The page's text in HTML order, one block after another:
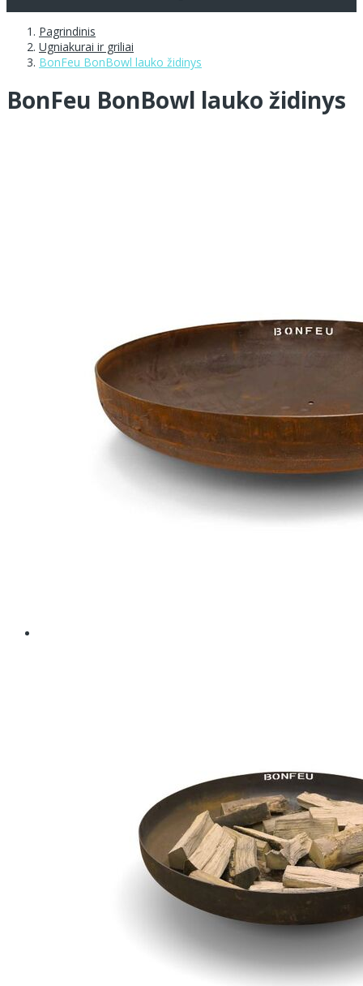
Pagrindinis
Ugniakurai ir griliai
BonFeu BonBowl lauko židinys
BonFeu BonBowl lauko židinys